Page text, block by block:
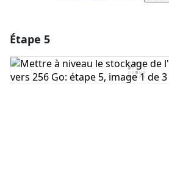
Ajouter un commentaire
Étape 5